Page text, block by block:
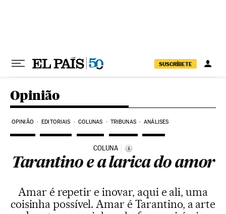
SUSCRÍBETE
Opinião
OPINIÃO EDITORIAIS COLUNAS TRIBUNAS ANÁLISES
COLUNA i
Tarantino e a larica do amor
Amar é repetir e inovar, aqui e ali, uma
coisinha possível. Amar é Tarantino, a arte